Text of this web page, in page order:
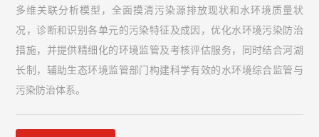
多维关联分析模型，全面摸清污染源排放现状和水环境质量状
况，诊断和识别各单元的污染特征及成因，优化水环境污染防治
措施，并提供精细化的环境监管及考核评估服务，同时结合河湖
长制，辅助生态环境监管部门构建科学有效的水环境综合监管与
污染防治体系。